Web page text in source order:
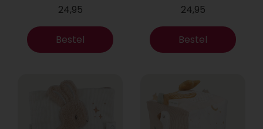
24,95
Bestel
24,95
Bestel